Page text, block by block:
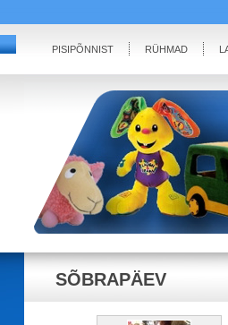
PISIPÕNNIST RÜHMAD
SÕBRAPÄEV